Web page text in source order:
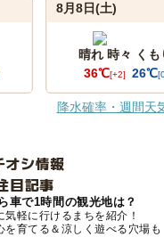
8月8日(土)
晴れ 時々 くも
36℃[+2] 26℃
降水確率・週間天
オシ情報
目記事
車で1時間の観光地は？
気軽に行けるまちを紹介！
を育てる＆涼しく遊べる穴場も